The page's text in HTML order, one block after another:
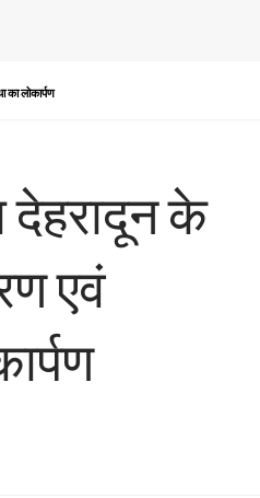
का लोकार्पण
देहरादून के
एवं